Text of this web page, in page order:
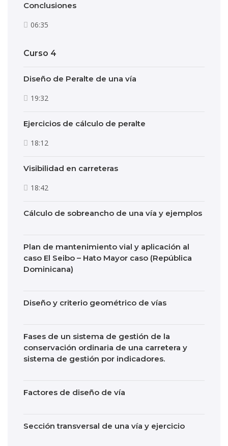
Conclusiones
06:35
Curso 4
Diseño de Peralte de una vía
19:32
Ejercicios de cálculo de peralte
18:12
Visibilidad en carreteras
18:42
Cálculo de sobreancho de una vía y ejemplos
Plan de mantenimiento vial y aplicación al
caso El Seibo – Hato Mayor caso (República
Dominicana)
Diseño y criterio geométrico de vías
Fases de un sistema de gestión de la
conservación ordinaria de una carretera y
sistema de gestión por indicadores.
Factores de diseño de vía
Sección transversal de una vía y ejercicio